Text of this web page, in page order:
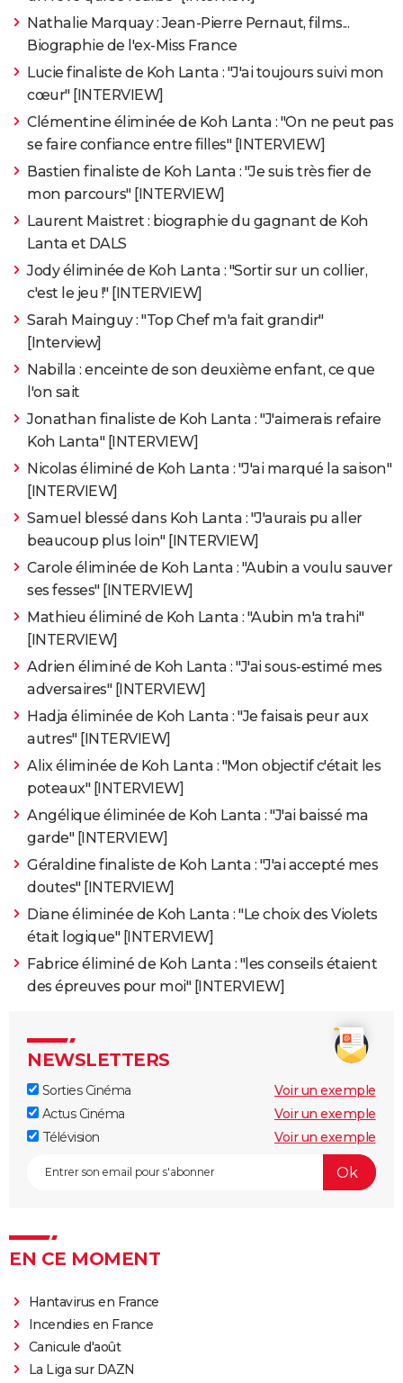
Nathalie Marquay : Jean-Pierre Pernaut, films...
Biographie de l'ex-Miss France
Lucie finaliste de Koh Lanta : "J'ai toujours suivi mon
cœur" [INTERVIEW]
Clémentine éliminée de Koh Lanta : "On ne peut pas
se faire confiance entre filles" [INTERVIEW]
Bastien finaliste de Koh Lanta : "Je suis très fier de
mon parcours" [INTERVIEW]
Laurent Maistret : biographie du gagnant de Koh
Lanta et DALS
Jody éliminée de Koh Lanta : "Sortir sur un collier,
c'est le jeu !" [INTERVIEW]
Sarah Mainguy : "Top Chef m'a fait grandir"
[Interview]
Nabilla : enceinte de son deuxième enfant, ce que
l'on sait
Jonathan finaliste de Koh Lanta : "J'aimerais refaire
Koh Lanta" [INTERVIEW]
Nicolas éliminé de Koh Lanta : "J'ai marqué la saison"
[INTERVIEW]
Samuel blessé dans Koh Lanta : "J'aurais pu aller
beaucoup plus loin" [INTERVIEW]
Carole éliminée de Koh Lanta : "Aubin a voulu sauver
ses fesses" [INTERVIEW]
Mathieu éliminé de Koh Lanta : "Aubin m'a trahi"
[INTERVIEW]
Adrien éliminé de Koh Lanta : "J'ai sous-estimé mes
adversaires" [INTERVIEW]
Hadja éliminée de Koh Lanta : "Je faisais peur aux
autres" [INTERVIEW]
Alix éliminée de Koh Lanta : "Mon objectif c'était les
poteaux" [INTERVIEW]
Angélique éliminée de Koh Lanta : "J'ai baissé ma
garde" [INTERVIEW]
Géraldine finaliste de Koh Lanta : "J'ai accepté mes
doutes" [INTERVIEW]
Diane éliminée de Koh Lanta : "Le choix des Violets
était logique" [INTERVIEW]
Fabrice éliminé de Koh Lanta : "les conseils étaient
des épreuves pour moi" [INTERVIEW]
NEWSLETTERS
Sorties Cinéma
Voir un exemple
Actus Cinéma
Voir un exemple
Télévision
Voir un exemple
EN CE MOMENT
Hantavirus en France
Incendies en France
Canicule d'août
La Liga sur DAZN